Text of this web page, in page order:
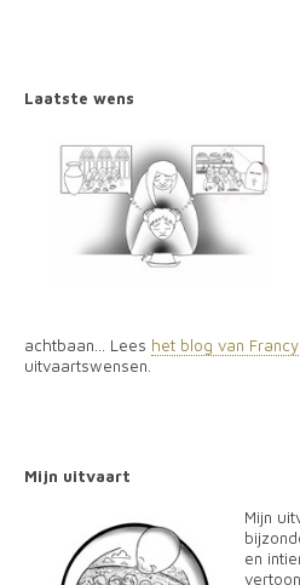
Laatste wens
achtbaan... Lees het blog van Francy
uitvaartswensen.
Mijn uitvaart
Mijn
en